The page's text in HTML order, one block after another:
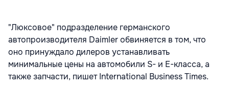
"Люксовое" подразделение германского
автопроизводителя Daimler обвиняется в том, что
оно принуждало дилеров устанавливать
минимальные цены на автомобили S- и E-класса, а
также запчасти, пишет International Business Times.